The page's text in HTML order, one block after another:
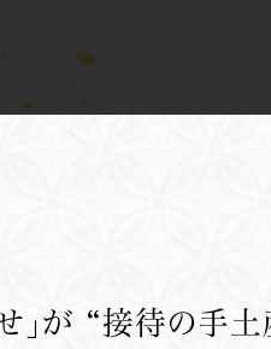
」が “接待の手